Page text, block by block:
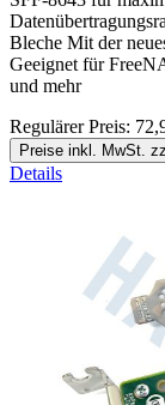
Bleche Mit der
Geeignet für
und mehr
Regulärer Preis:
Preise inkl. MwSt.
Details